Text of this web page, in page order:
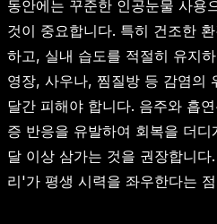
동안에는 꾸준한 인공눈물 사용
것이 중요합니다. 특히 건조한
하고, 실내 습도를 적절히 유지
영장, 사우나, 찜질방 등 감염의
달간 피해야 합니다. 음주와 흡
증 반응을 유발하여 회복을 더
달 이상 삼가는 것을 권장합니
리'가 평생 시력을 좌우한다는